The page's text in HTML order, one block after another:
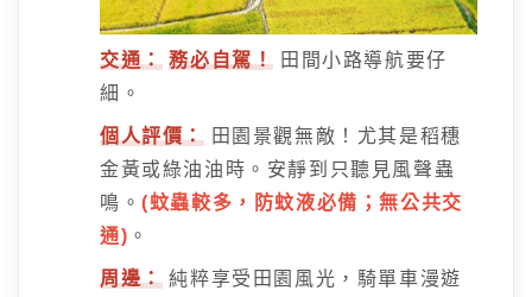
交通： 務必自駕！ 田間小路導航要仔
細。
個人評價： 田園景觀無敵！尤其是稻穗
金黃或綠油油時。安靜到只聽見風聲蟲
鳴。(蚊蟲較多，防蚊液必備；無公共交
通) 。
周邊：純粹享受田園風光，騎單車漫遊